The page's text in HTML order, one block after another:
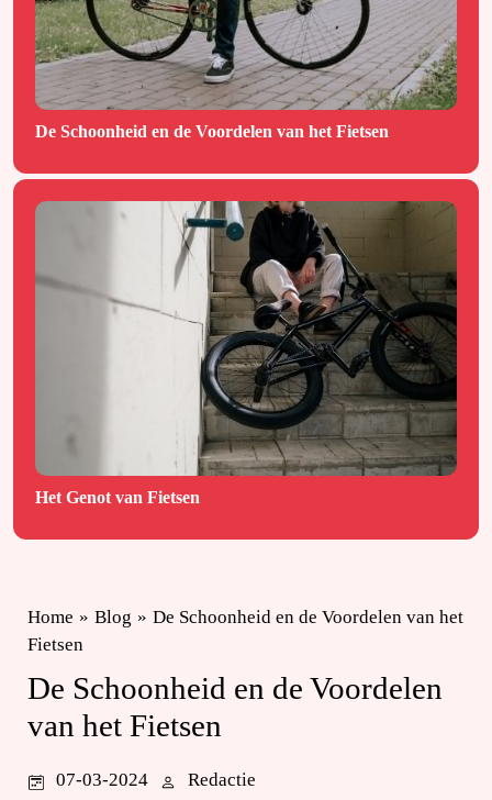
De Schoonheid en de Voordelen van het Fietsen
Het Genot van Fietsen
Home » Blog » De Schoonheid en de Voordelen van het
Fietsen
De Schoonheid en de Voordelen
van het Fietsen
07-03-2024 Redactie